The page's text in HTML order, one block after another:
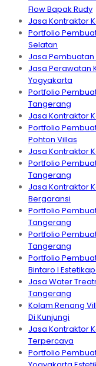
Flow Bapak Rudy
Jasa Kontraktor
Portfolio
Selatan
Jasa Pembuatan
Jasa Perawatan
Yogyakarta
Portfolio
Tangerang
Jasa Kontraktor
Portfolio
Pohton Villas
Jasa Kontraktor
Portfolio
Tangerang
Jasa Kontraktor
Bergaransi
Portfolio
Tangerang
Portfolio
Tangerang
Portfolio
Bintaro I
Jasa Water
Tangerang
Kolam Renang
Di Kunjungi
Jasa Kontraktor
Terpercaya
Portfolio